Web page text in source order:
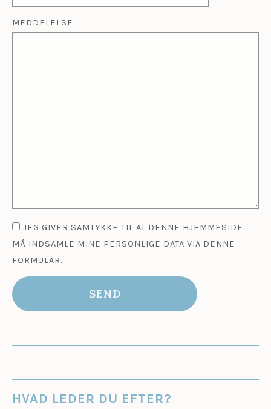
PLEASE
PLEASE
MEDDELELSE
JEG GIVER SAMTYKKE TIL AT DENNE HJEMMESIDE
MÅ INDSAMLE MINE PERSONLIGE DATA VIA DENNE
FORMULAR.
SEND
HVAD LEDER DU EFTER?